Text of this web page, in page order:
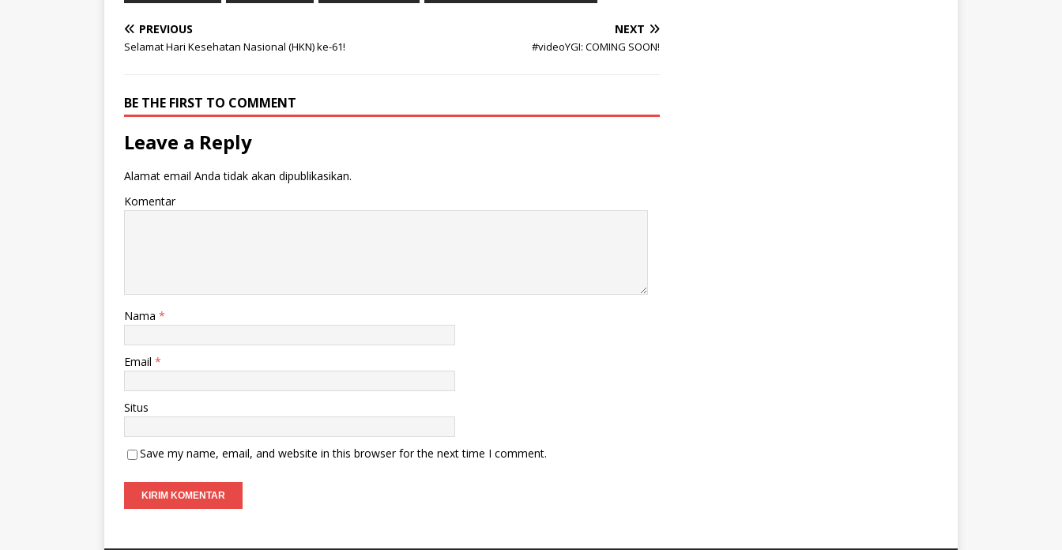
PREVIOUS
Selamat Hari Kesehatan Nasional (HKN) ke-61!
NEXT
#videoYGI: COMING SOON!
BE THE FIRST TO COMMENT
Leave a Reply
Alamat email Anda tidak akan dipublikasikan.
Komentar
Nama *
Email *
Situs
Save my name, email, and website in this browser for the next time I comment.